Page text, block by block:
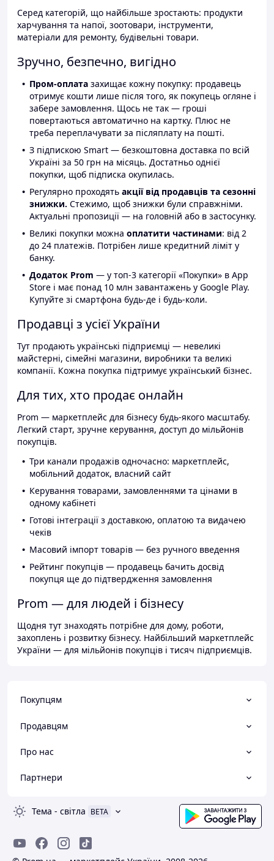
Серед категорій, що найбільше зростають: продукти
харчування та напої, зоотовари, інструменти,
матеріали для ремонту, будівельні товари.
Зручно, безпечно, вигідно
Пром-оплата захищає кожну покупку: продавець
отримує кошти лише після того, як покупець огляне і
забере замовлення. Щось не так — гроші
повертаються автоматично на картку. Плюс не
треба переплачувати за післяплату на пошті.
З підпискою Smart — безкоштовна доставка по всій
Україні за 50 грн на місяць. Достатньо однієї
покупки, щоб підписка окупилась.
Регулярно проходять акції від продавців та сезонні
знижки. Стежимо, щоб знижки були справжніми.
Актуальні пропозиції — на головній або в застосунку.
Великі покупки можна оплатити частинами: від 2
до 24 платежів. Потрібен лише кредитний ліміт у
банку.
Додаток Prom — у топ-3 категорії «Покупки» в App
Store і має понад 10 млн завантажень у Google Play.
Купуйте зі смартфона будь-де і будь-коли.
Продавці з усієї України
Тут продають українські підприємці — невеликі
майстерні, сімейні магазини, виробники та великі
компанії. Кожна покупка підтримує український бізнес.
Для тих, хто продає онлайн
Prom — маркетплейс для бізнесу будь-якого масштабу.
Легкий старт, зручне керування, доступ до мільйонів
покупців.
Три канали продажів одночасно: маркетплейс,
мобільний додаток, власний сайт
Керування товарами, замовленнями та цінами в
одному кабінеті
Готові інтеграції з доставкою, оплатою та видачею
чеків
Масовий імпорт товарів — без ручного введення
Рейтинг покупців — продавець бачить досвід
покупця ще до підтвердження замовлення
Prom — для людей і бізнесу
Щодня тут знаходять потрібне для дому, роботи,
захоплень і розвитку бізнесу. Найбільший маркетплейс
України — для мільйонів покупців і тисяч підприємців.
Покупцям
Продавцям
Про нас
Партнери
Тема - світла BETA